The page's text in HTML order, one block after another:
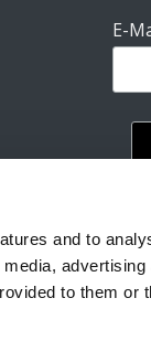
and to
advertising
to them or
E-